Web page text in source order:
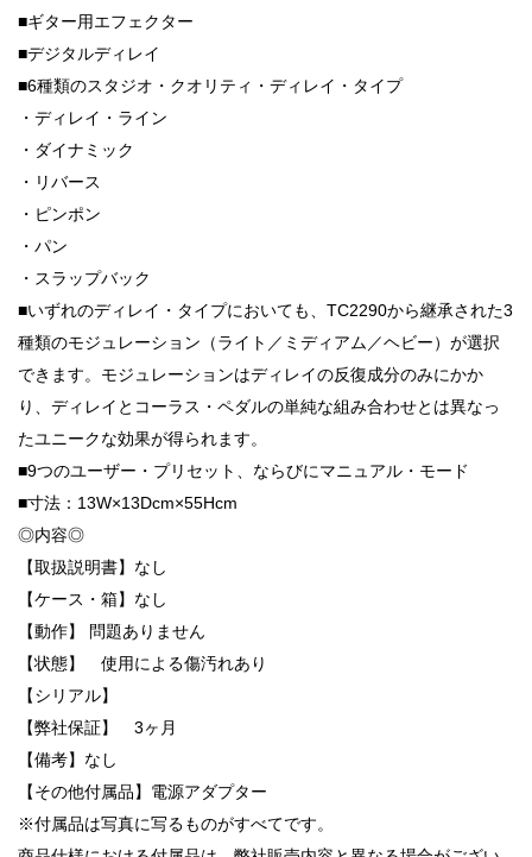
■ギター用エフェクター
■デジタルディレイ
■6種類のスタジオ・クオリティ・ディレイ・タイプ
・ディレイ・ライン
・ダイナミック
・リバース
・ピンポン
・パン
・スラップバック
■いずれのディレイ・タイプにおいても、TC2290から継承された3
種類のモジュレーション（ライト／ミディアム／ヘビー）が選択
できます。モジュレーションはディレイの反復成分のみにかか
り、ディレイとコーラス・ペダルの単純な組み合わせとは異なっ
たユニークな効果が得られます。
■9つのユーザー・プリセット、ならびにマニュアル・モード
■寸法：13W×13Dcm×55Hcm
◎内容◎
【取扱説明書】なし
【ケース・箱】なし
【動作】 問題ありません
【状態】 使用による傷汚れあり
【シリアル】
【弊社保証】 3ヶ月
【備考】なし
【その他付属品】電源アダプター
※付属品は写真に写るものがすべてです。